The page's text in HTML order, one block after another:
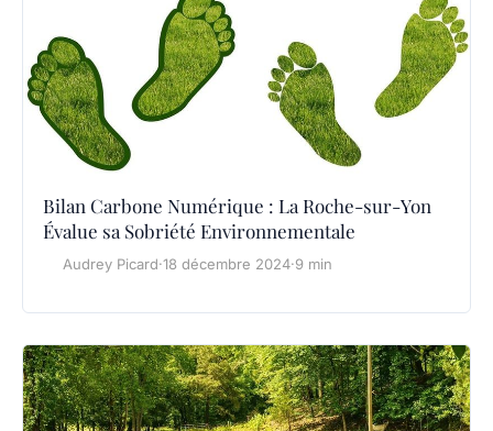
Bilan Carbone Numérique : La Roche-sur-Yon
Évalue sa Sobriété Environnementale
Audrey Picard·18 décembre 2024·9 min